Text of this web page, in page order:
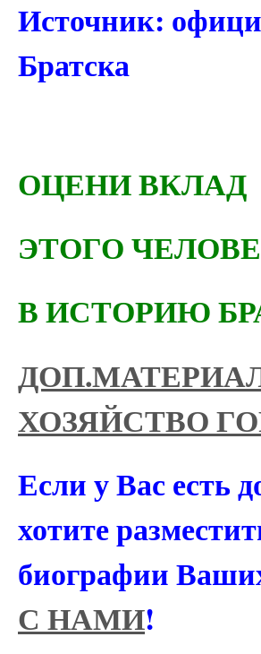
Источник:
Братска
ОЦЕНИ ВКЛАД
ЭТОГО
В ИСТОРИЮ
ХОЗЯЙСТВО
Если у Вас есть
хотите
биографии
С НАМИ!